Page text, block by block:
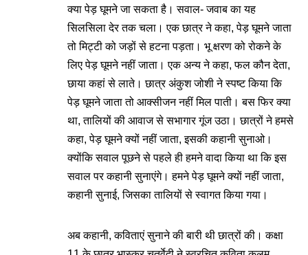
क्या पेड़ घूमने जा सकता है। सवाल- जवाब का यह
सिलसिला देर तक चला। एक छात्र ने कहा, पेड़ घूमने जाता
तो मिट्टी को जड़ों से हटना पड़ता। भू क्षरण को रोकने के
लिए पेड़ घूमने नहीं जाता। एक अन्य ने कहा, फल कौन देता,
छाया कहां से लाते। छात्र अंकुश जोशी ने स्पष्ट किया कि
पेड़ घूमने जाता तो आक्सीजन नहीं मिल पाती। बस फिर क्या
था, तालियों की आवाज से सभागार गूंज उठा। छात्रों ने हमसे
कहा, पेड़ घूमने क्यों नहीं जाता, इसकी कहानी सुनाओ।
क्योंकि सवाल पूछने से पहले ही हमने वादा किया था कि इस
सवाल पर कहानी सुनाएंगे। हमने पेड़ घूमने क्यों नहीं जाता,
कहानी सुनाई, जिसका तालियों से स्वागत किया गया।
अब कहानी, कविताएं सुनाने की बारी थी छात्रों की। कक्षा